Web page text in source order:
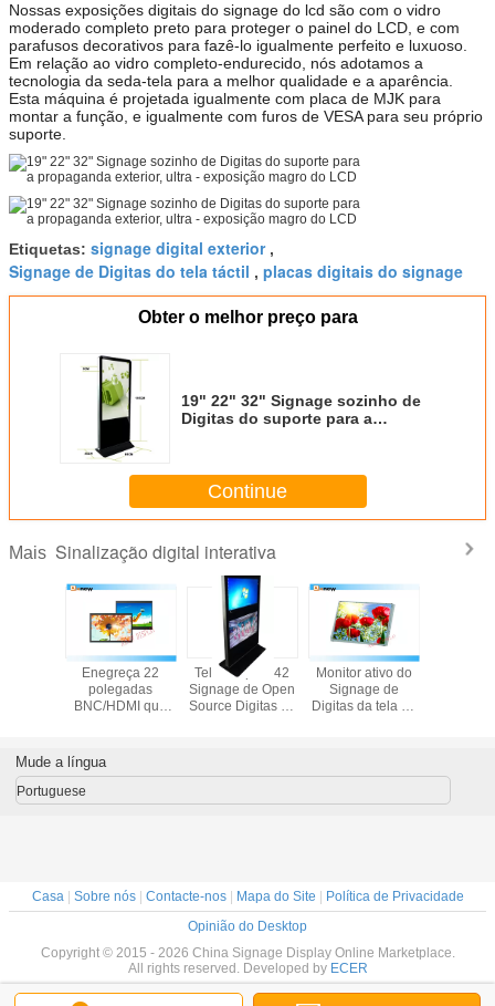
Nossas exposições digitais do signage do lcd são com o vidro
moderado completo preto para proteger o painel do LCD, e com
parafusos decorativos para fazê-lo igualmente perfeito e luxuoso.
Em relação ao vidro completo-endurecido, nós adotamos a
tecnologia da seda-tela para a melhor qualidade e a aparência.
Esta máquina é projetada igualmente com placa de MJK para
montar a função, e igualmente com furos de VESA para seu próprio
suporte.
Etiquetas: signage digital exterior,
Signage de Digitas do tela táctil , placas digitais do signage
Obter o melhor preço para
19" 22" 32" Signage sozinho de
Digitas do suporte para a
Continue
Mais Sinalização digital interativa
ultra -
magro
Enegreça 22
polegadas
BNC/HDMI que
LCD para o
Signage de
Telas duplas 42
Signage de Open
Source Digitas da
Monitor ativo do
Signage de
Digitas da tela de
do Lcd
Mude a língua
Portuguese
Casa| Sobre nós| Contacte-nos| Mapa do Site
Política de Privacidade
Opinião do Desktop
Copyright © 2015 - 2026 China Signage Display Online Marketplace.
All rights reserved. Developed by ECER